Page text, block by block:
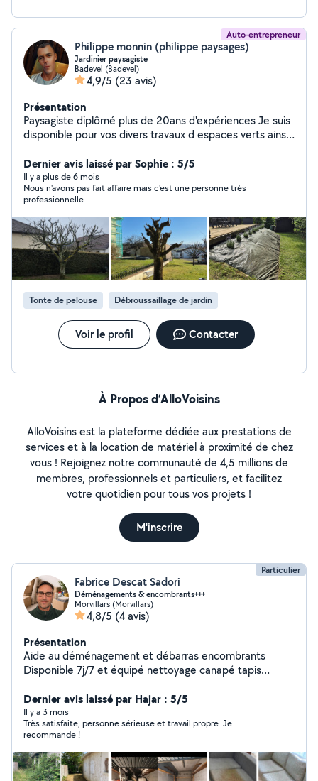
Auto-entrepreneur
Philippe monnin (philippe paysages)
Jardinier paysagiste
Badevel (Badevel)
4,9/5 (23 avis)
Présentation
Paysagiste diplômé plus de 20ans d'expériences Je suis
disponible pour vos divers travaux d espaces verts ainsi
impôts
Dernier avis laissé par Sophie : 5/5
Il y a plus de 6 mois
Nous n'avons pas fait affaire mais c'est une personne très
professionnelle
Tonte de pelouse Débroussaillage de jardin
Voir le profil Contacter
À Propos d’AlloVoisins
AlloVoisins est la plateforme dédiée aux prestations de
services et à la location de matériel à proximité de chez
vous ! Rejoignez notre communauté de 4,5 millions de
membres, professionnels et particuliers, et facilitez
votre quotidien pour tous vos projets !
M'inscrire
Particulier
Fabrice Descat Sadori
Déménagements & encombrants+++
Morvillars (Morvillars)
4,8/5 (4 avis)
Présentation
Aide au déménagement et débarras encombrants
Disponible 7j/7 et équipé nettoyage canapé tapis
Location de matériel bricolage et jardinage Sérieux
Dernier avis laissé par Hajar : 5/5
Il y a 3 mois
Très satisfaite, personne sérieuse et travail propre. Je
recommande !